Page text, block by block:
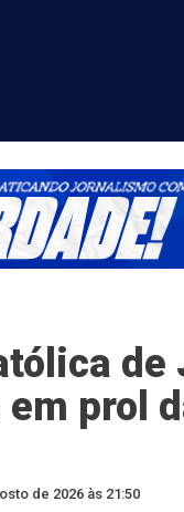
de
prol
de 2026 às 21:50